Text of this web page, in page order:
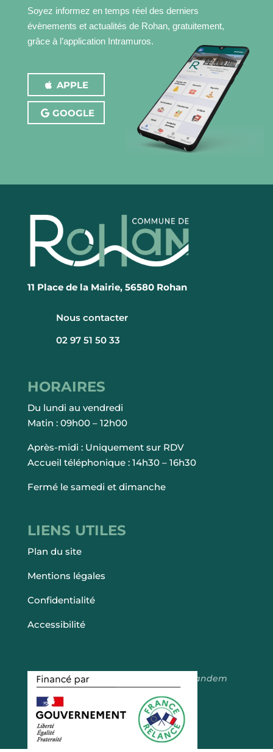
Soyez informez en temps réel des derniers
évènements et actualités de Rohan, gratuitement,
grâce à l’application Intramuros.
APPLE
GOOGLE
11 Place de la Mairie, 56580 Rohan
Nous contacter
02 97 51 50 33
HORAIRES
Du lundi au vendredi
Matin : 09h00 – 12h00
Après-midi : Uniquement sur RDV
Accueil téléphonique : 14h30 – 16h30
Fermé le samedi et dimanche
LIENS UTILES
Plan du site
Mentions légales
Confidentialité
Accessibilité
Fait avec ♡ en Bretagne par Breizh tandem